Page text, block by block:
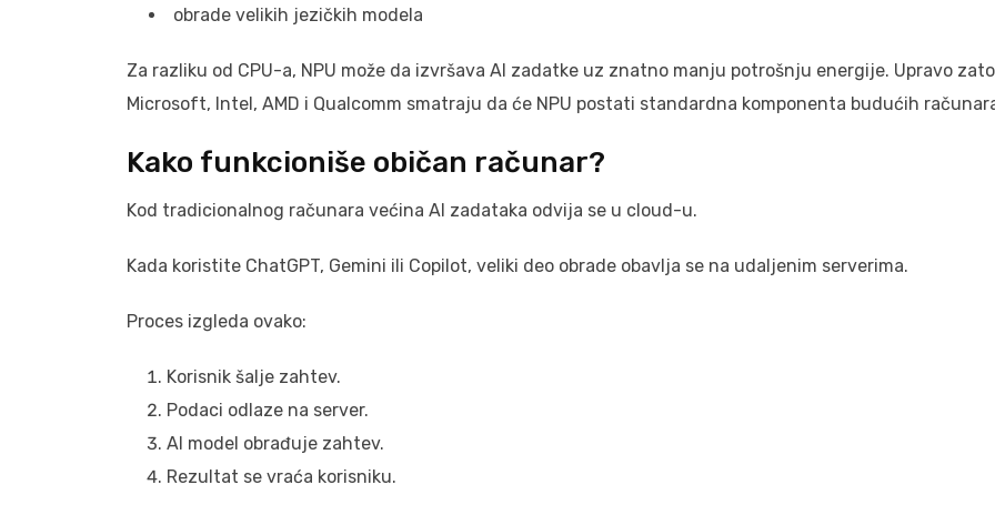
obrade velikih jezičkih modela
Za razliku od CPU-a, NPU može da izvršava AI zadatke uz znatno manju potrošnju energije. Upravo zato
Microsoft, Intel, AMD i Qualcomm smatraju da će NPU postati standardna komponenta budućih
Kako funkcioniše običan računar?
Kod tradicionalnog računara većina AI zadataka odvija se u cloud-u.
Kada koristite ChatGPT, Gemini ili Copilot, veliki deo obrade obavlja se na udaljenim serverima.
Proces izgleda ovako:
Korisnik šalje zahtev.
Podaci odlaze na server.
AI model obrađuje zahtev.
Rezultat se vraća korisniku.